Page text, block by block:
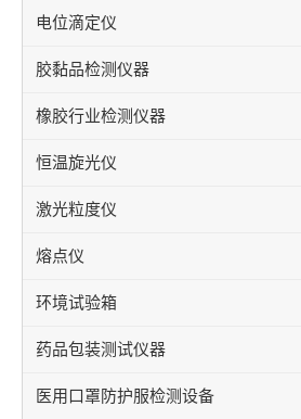
电位滴定仪
胶黏品检测仪器
橡胶行业检测仪器
恒温旋光仪
激光粒度仪
熔点仪
环境试验箱
药品包装测试仪器
医用口罩防护服检测设备